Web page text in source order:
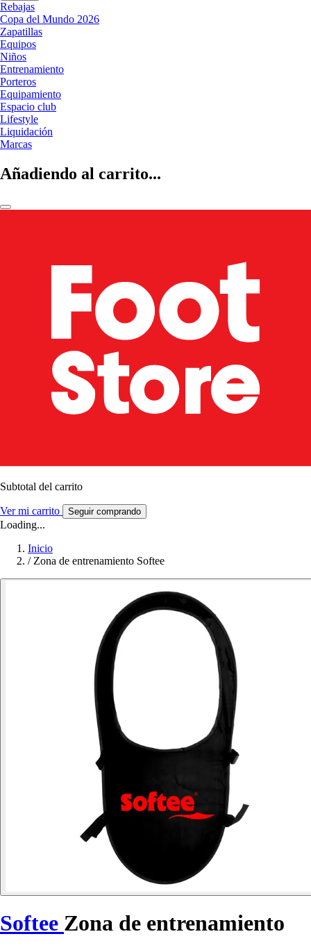
Rebajas
Copa del Mundo 2026
Zapatillas
Equipos
Niños
Entrenamiento
Porteros
Equipamiento
Espacio club
Lifestyle
Liquidación
Marcas
Añadiendo al carrito...
Subtotal del carrito
Ver mi carrito Seguir comprando
Loading...
Inicio
/ Zona de entrenamiento Softee
Softee Zona de entrenamiento